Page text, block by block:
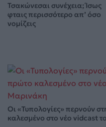
Τσακώνεσαι συνέχεια; Ίσως
φταις περισσότερο απ’ όσο
νομίζεις
Οι «Τυπολογίες» περνούν
καλεσμένο στο νέο vidcast